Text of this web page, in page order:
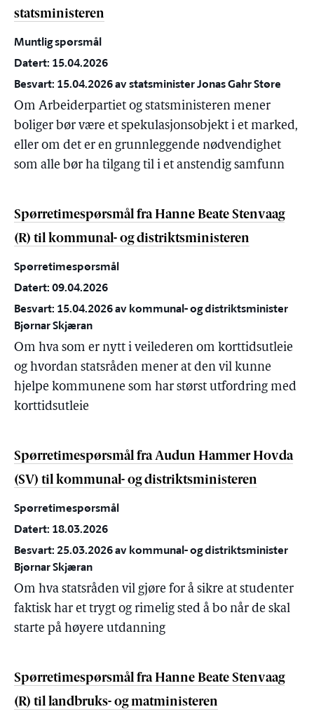
statsministeren
Muntlig spørsmål
Datert: 15.04.2026
Besvart: 15.04.2026 av statsminister Jonas Gahr Støre
Om Arbeiderpartiet og statsministeren mener
boliger bør være et spekulasjonsobjekt i et marked,
eller om det er en grunnleggende nødvendighet
som alle bør ha tilgang til i et anstendig samfunn
Spørretimespørsmål fra Hanne Beate Stenvaag
(R) til kommunal- og distriktsministeren
Spørretimespørsmål
Datert: 09.04.2026
Besvart: 15.04.2026 av kommunal- og distriktsminister
Bjørnar Skjæran
Om hva som er nytt i veilederen om korttidsutleie
og hvordan statsråden mener at den vil kunne
hjelpe kommunene som har størst utfordring med
korttidsutleie
Spørretimespørsmål fra Audun Hammer Hovda
(SV) til kommunal- og distriktsministeren
Spørretimespørsmål
Datert: 18.03.2026
Besvart: 25.03.2026 av kommunal- og distriktsminister
Bjørnar Skjæran
Om hva statsråden vil gjøre for å sikre at studenter
faktisk har et trygt og rimelig sted å bo når de skal
starte på høyere utdanning
Spørretimespørsmål fra Hanne Beate Stenvaag
(R) til landbruks- og matministeren